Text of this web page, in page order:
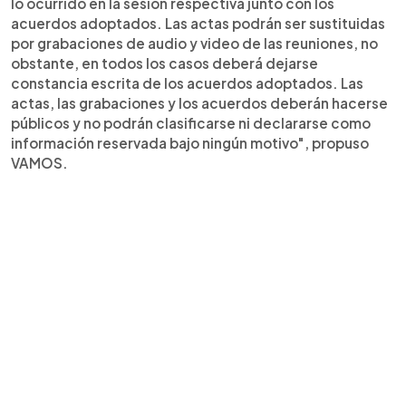
acuerdos adoptados. Las actas podrán ser sustituidas
por grabaciones de audio y video de las reuniones, no
obstante, en todos los casos deberá dejarse
constancia escrita de los acuerdos adoptados. Las
actas, las grabaciones y los acuerdos deberán hacerse
públicos y no podrán clasificarse ni declararse como
información reservada bajo ningún motivo", propuso
VAMOS.